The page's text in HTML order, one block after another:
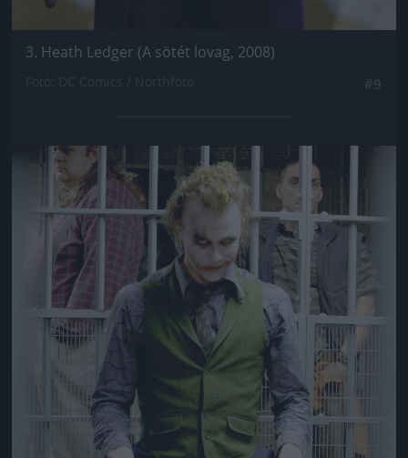
3. Heath Ledger (A sötét lovag, 2008)
Jön még kép!